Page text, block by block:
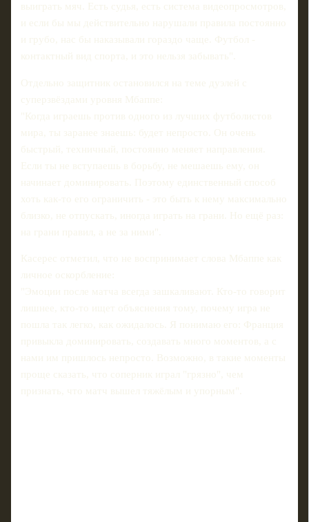
выиграть мяч. Есть судья, есть система видеопросмотров,
и если бы мы действительно нарушали правила постоянно
и грубо, нас бы наказывали гораздо чаще. Футбол -
контактный вид спорта, и это нельзя забывать".
Отдельно защитник остановился на теме дуэлей с
суперзвёздами уровня Мбаппе:
"Когда играешь против одного из лучших футболистов
мира, ты заранее знаешь: будет непросто. Он очень
быстрый, техничный, постоянно меняет направления.
Если ты не вступаешь в борьбу, не мешаешь ему, он
начинает доминировать. Поэтому единственный способ
хоть как‑то его ограничить - это быть к нему максимально
близко, не отпускать, иногда играть на грани. Но ещё раз:
на грани правил, а не за ними".
Касерес отметил, что не воспринимает слова Мбаппе как
личное оскорбление:
"Эмоции после матча всегда зашкаливают. Кто‑то говорит
лишнее, кто‑то ищет объяснения тому, почему игра не
пошла так легко, как ожидалось. Я понимаю его: Франция
привыкла доминировать, создавать много моментов, а с
нами им пришлось непросто. Возможно, в такие моменты
проще сказать, что соперник играл "грязно", чем
признать, что матч вышел тяжёлым и упорным".